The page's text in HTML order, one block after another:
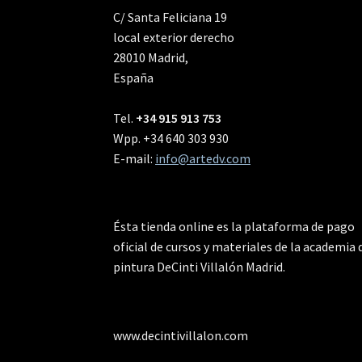
C/ Santa Feliciana 19
local exterior derecho
28010 Madrid,
España
Tel. +34 915 913 753
Wpp. +34 640 303 930
E-mail: info@artedv.com
Ésta tienda online es la plataforma de pago
oficial de cursos y materiales de la academia
pintura DeCinti Villalón Madrid.
www.decintivillalon.com